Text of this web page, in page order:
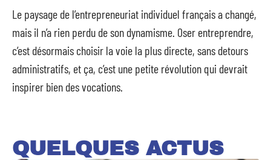
Le paysage de l’entrepreneuriat individuel français a changé,
mais il n’a rien perdu de son dynamisme. Oser entreprendre,
c’est désormais choisir la voie la plus directe, sans detours
administratifs, et ça, c’est une petite révolution qui devrait
inspirer bien des vocations.
QUELQUES ACTUS